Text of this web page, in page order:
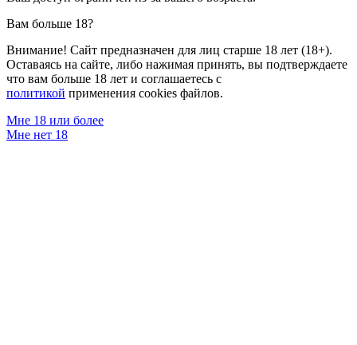
Вам больше 18?
Внимание! Сайт предназначен для лиц старше 18 лет (18+).
Оставаясь на сайте, либо нажимая принять, вы подтверждаете
что вам больше 18 лет и соглашаетесь с
политикой применения cookies файлов.
Мне 18 или более
Мне нет 18